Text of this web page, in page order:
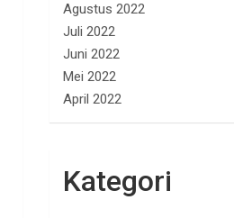
Agustus 2022
Juli 2022
Juni 2022
Mei 2022
April 2022
Kategori